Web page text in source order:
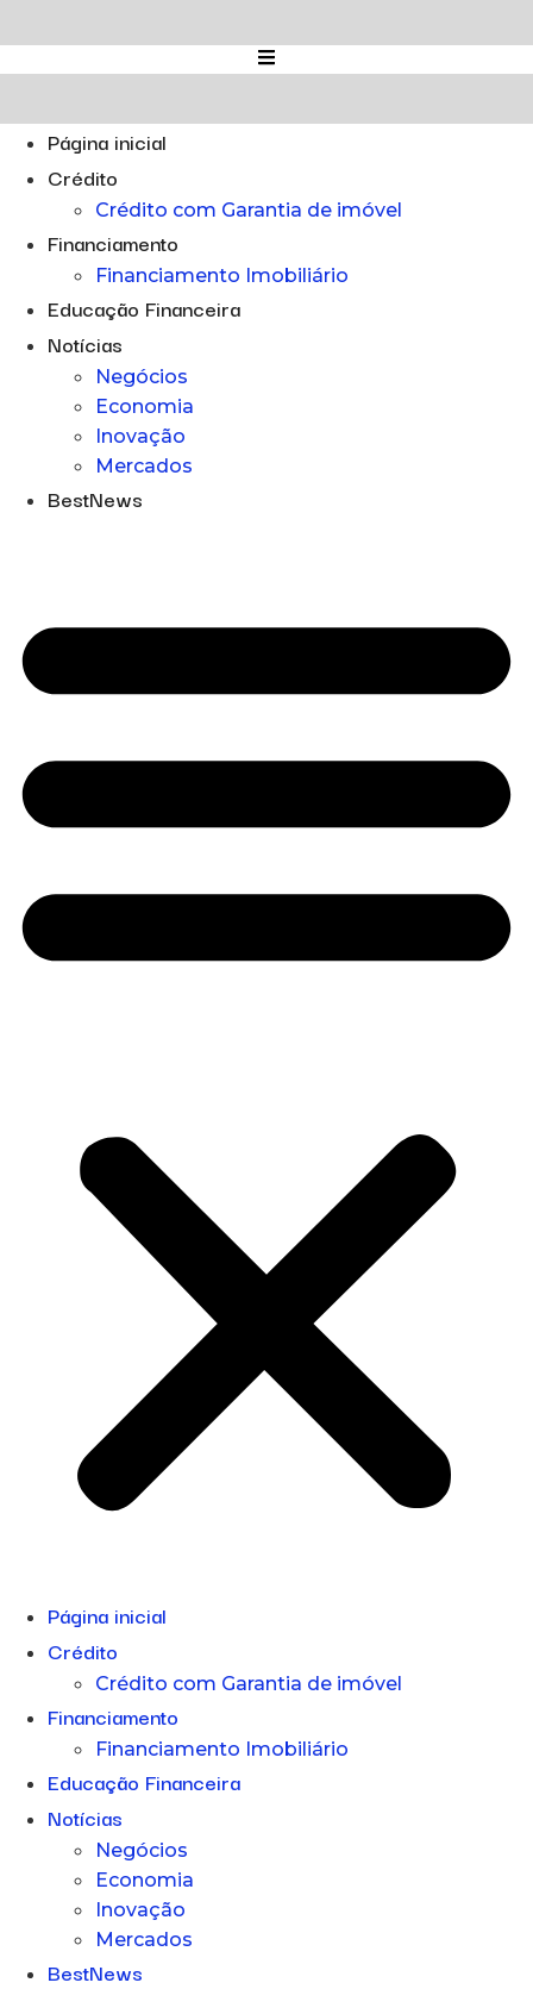
para
o
Página inicial
Crédito
Crédito com Garantia de imóvel
Financiamento
Financiamento Imobiliário
Educação Financeira
Notícias
Negócios
Economia
Inovação
Mercados
BestNews
Página inicial
Crédito
Crédito com Garantia de imóvel
Financiamento
Financiamento Imobiliário
Educação Financeira
Notícias
Negócios
Economia
Inovação
Mercados
BestNews